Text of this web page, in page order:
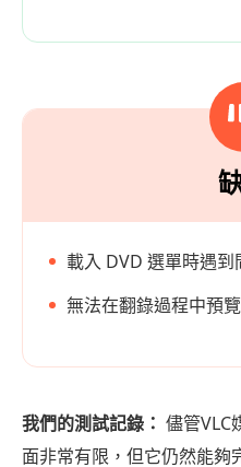
載入 DVD 選單時遇到
無法在翻錄過程中預
我們的測試記錄： 儘管VLC
面非常有限，但它仍然能夠